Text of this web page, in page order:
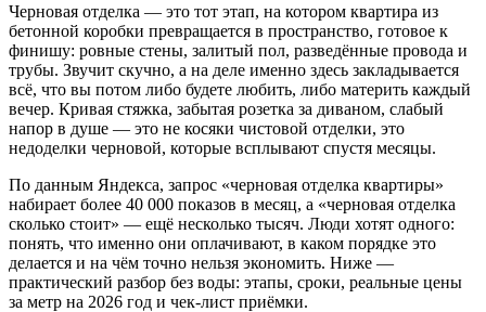
Черновая отделка — это тот этап, на котором квартира из
бетонной коробки превращается в пространство, готовое к
финишу: ровные стены, залитый пол, разведённые провода и
трубы. Звучит скучно, а на деле именно здесь закладывается
всё, что вы потом либо будете любить, либо материть каждый
вечер. Кривая стяжка, забытая розетка за диваном, слабый
напор в душе — это не косяки чистовой отделки, это
недоделки черновой, которые всплывают спустя месяцы.
По данным Яндекса, запрос «черновая отделка квартиры»
набирает более 40 000 показов в месяц, а «черновая отделка
сколько стоит» — ещё несколько тысяч. Люди хотят одного:
понять, что именно они оплачивают, в каком порядке это
делается и на чём точно нельзя экономить. Ниже —
практический разбор без воды: этапы, сроки, реальные цены
за метр на 2026 год и чек-лист приёмки.